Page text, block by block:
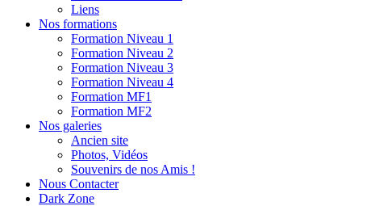
Liens
Nos formations
Formation Niveau 1
Formation Niveau 2
Formation Niveau 3
Formation Niveau 4
Formation MF1
Formation MF2
Nos galeries
Ancien site
Photos, Vidéos
Souvenirs de nos Amis !
Nous Contacter
Dark Zone